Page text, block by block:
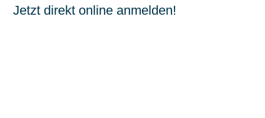
Jetzt direkt online anmelden!